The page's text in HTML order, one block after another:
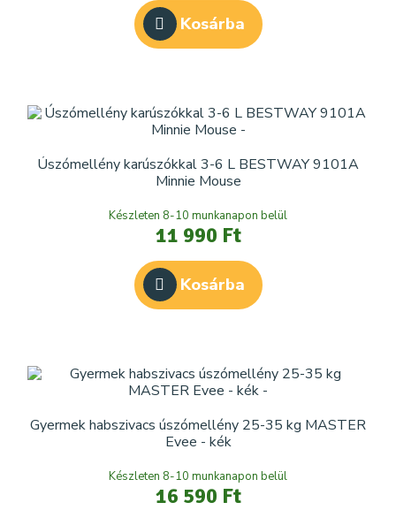
Kosárba
Úszómellény karúszókkal 3-6 L BESTWAY 9101A
Minnie Mouse
Készleten 8-10 munkanapon belül
11 990 Ft
Kosárba
Gyermek habszivacs úszómellény 25-35 kg MASTER
Evee - kék
Készleten 8-10 munkanapon belül
16 590 Ft